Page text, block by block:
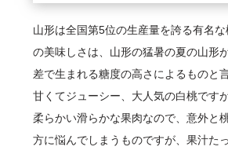
山形は全国第5位の生産量を誇る有名
の美味しさは、山形の猛暑の夏の山形
差で生まれる糖度の高さによるものと
甘くてジューシー、大人気の白桃です
柔らかい滑らかな果肉なので、意外と
方に悩んでしまうものですが、果汁た